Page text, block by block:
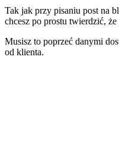
Tak jak przy pisaniu post na
chcesz po prostu twierdzić,
Musisz to poprzeć danymi
od klienta.